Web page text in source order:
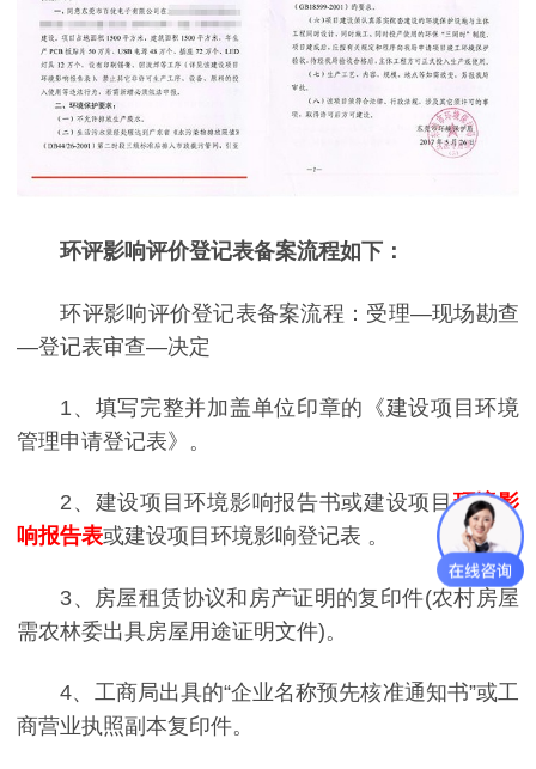
环评影响评价登记表备案流程如下：
环评影响评价登记表备案流程：受理—现场勘查
—登记表审查—决定
1、填写完整并加盖单位印章的《建设项目环境
管理申请登记表》。
2、建设项目环境影响报告书或建设项目环境影
响报告表或建设项目环境影响登记表 。
3、房屋租赁协议和房产证明的复印件(农村房屋
需农林委出具房屋用途证明文件)。
4、工商局出具的“企业名称预先核准通知书”或工
商营业执照副本复印件。